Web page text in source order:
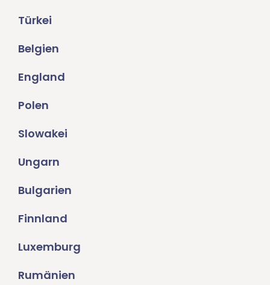
Türkei
Belgien
England
Polen
Slowakei
Ungarn
Bulgarien
Finnland
Luxemburg
Rumänien